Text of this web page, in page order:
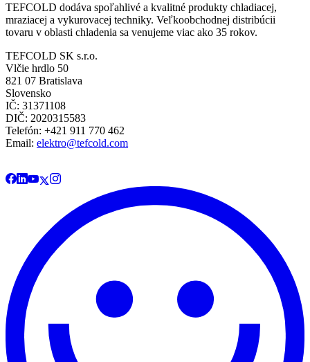
TEFCOLD dodáva spoľahlivé a kvalitné produkty chladiacej,
mraziacej a vykurovacej techniky. Veľkoobchodnej distribúcii
tovaru v oblasti chladenia sa venujeme viac ako 35 rokov.
TEFCOLD SK s.r.o.
Vlčie hrdlo 50
821 07 Bratislava
Slovensko
IČ: 31371108
DIČ: 2020315583
Telefón: +421 911 770 462
Email: elektro@tefcold.com